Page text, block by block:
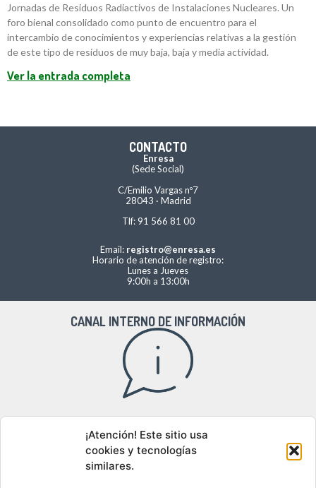
¡Atención! Este sitio usa
cookies y tecnologías
similares.
Jornadas de Residuos Radiactivos de Instalaciones Nucleares. Un
foro bienal consolidado como punto de encuentro para el
intercambio de conocimientos y experiencias relativas a la gestión
de este tipo de residuos de muy baja, baja y media actividad.
Ver la entrada completa
CONTACTO
Enresa
(Sede Social)
C/Emilio Vargas nº7
28043 · Madrid
Tlf: 91 566 81 00
Email: registro@enresa.es
Horario de atención de registro:
Lunes a Jueves
9:00h a 13:00h
CANAL INTERNO DE INFORMACIÓN
Acceso al canal interno de información
DÓNDE ESTAMOS